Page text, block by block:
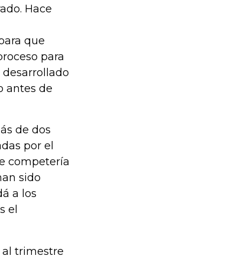
Hace
que
para
desarrollado
antes de
de dos
por el
competería
sido
a los
el
al trimestre